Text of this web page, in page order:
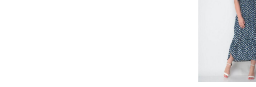
КУПИТЬ